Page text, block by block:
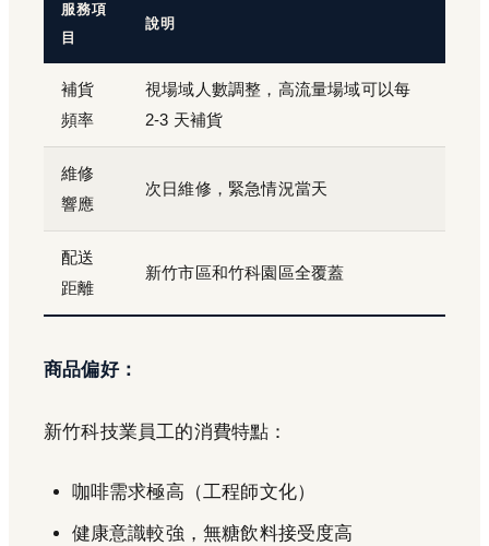
服務項
目
說明
補貨
頻率
視場域人數調整，高流量場域可以每
2-3 天補貨
維修
響應
次日維修，緊急情況當天
配送
距離
新竹市區和竹科園區全覆蓋
商品偏好：
新竹科技業員工的消費特點：
咖啡需求極高（工程師文化）
健康意識較強，無糖飲料接受度高